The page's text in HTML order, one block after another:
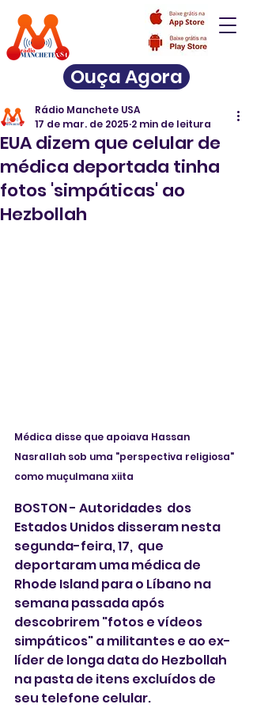
Ouça Agora
EUA dizem que celular de
médica deportada tinha
fotos 'simpáticas' ao
Hezbollah
Rádio Manchete USA
17 de mar. de 2025 2 min de leitura
Médica disse que apoiava Hassan
Nasrallah sob uma "perspectiva religiosa"
como muçulmana xiita
BOSTON - Autoridades  dos
Estados Unidos disseram nesta
segunda-feira, 17,  que
deportaram uma médica de
Rhode Island para o Líbano na
semana passada após
descobrirem "fotos e vídeos
simpáticos" a militantes e ao ex-
líder de longa data do Hezbollah
na pasta de itens excluídos de
seu telefone celular.